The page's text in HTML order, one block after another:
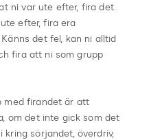
ni var ute efter, fira det.
efter, fira era
det fel, kan ni alltid
fira att ni som grupp
med firandet är att
om det inte gick som det
sörjandet, överdriv,